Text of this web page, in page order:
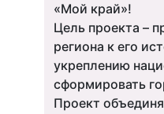
«Мой край»!
Цель проекта –
региона к его
укреплению
сформировать
Проект